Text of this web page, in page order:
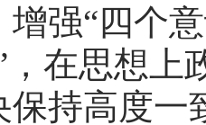
强“四个
，在思想
保持高度一